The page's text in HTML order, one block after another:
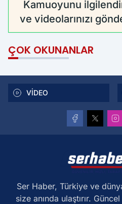
Kamuoyunu
ve videolarınızı
ÇOK OKUNANLAR
VİDEO
Ser Haber, Türkiye ve
size anında ulaştırır.